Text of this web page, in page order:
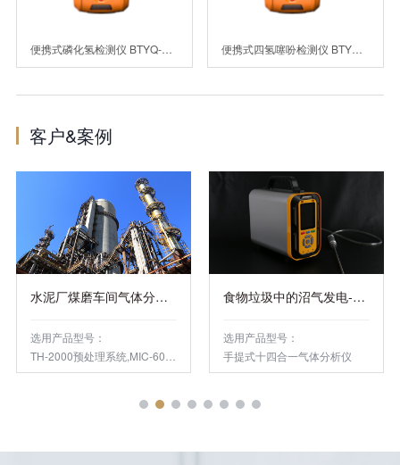
便携式磷化氢检测仪 BTYQ-MS600-PH3 便携式四氢噻吩检测仪 BTYQ-MS600-THT
客户&案例
水泥厂煤磨车间气体分析仪改造项目
选用产品型号：
食物垃圾中的沼气发电-PTM600-14
选用产品型号：
手提式十四合一气体分析仪